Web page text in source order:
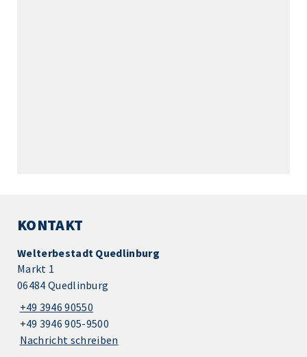
KONTAKT
Welterbestadt Quedlinburg
Markt 1
06484 Quedlinburg
+49 3946 90550
+49 3946 905-9500
Nachricht schreiben